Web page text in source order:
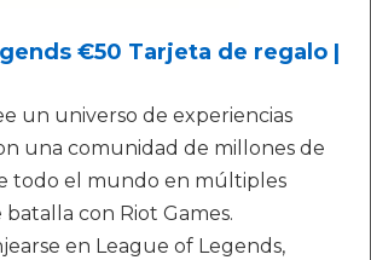
€50 Tarjeta de regalo |
un universo de experiencias
una comunidad de millones de
todo el mundo en múltiples
batalla con Riot Games.
en League of Legends,